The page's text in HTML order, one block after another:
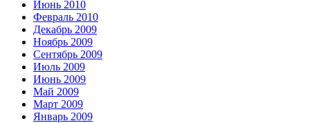
Июнь 2010
Февраль 2010
Декабрь 2009
Ноябрь 2009
Сентябрь 2009
Июль 2009
Июнь 2009
Май 2009
Март 2009
Январь 2009